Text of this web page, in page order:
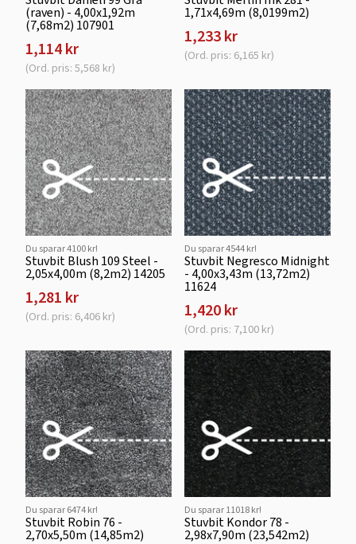
(raven) - 4,00x1,92m
(7,68m2) 107901
1,114 kr
(Ord. pris: 5,568 kr)
1,71x4,69m (8,0199m2)
1,233 kr
(Ord. pris: 6,165 kr)
Du sparar 4100 kr!
Stuvbit Blush 109 Steel -
2,05x4,00m (8,2m2) 14205
1,281 kr
(Ord. pris: 6,406 kr)
Du sparar 4544 kr!
Stuvbit Negresco Midnight
- 4,00x3,43m (13,72m2)
11624
1,420 kr
(Ord. pris: 7,100 kr)
Du sparar 6474 kr!
Stuvbit Robin 76 -
2,70x5,50m (14,85m2)
Du sparar 11018 kr!
Stuvbit Kondor 78 -
2,98x7,90m (23,542m2)